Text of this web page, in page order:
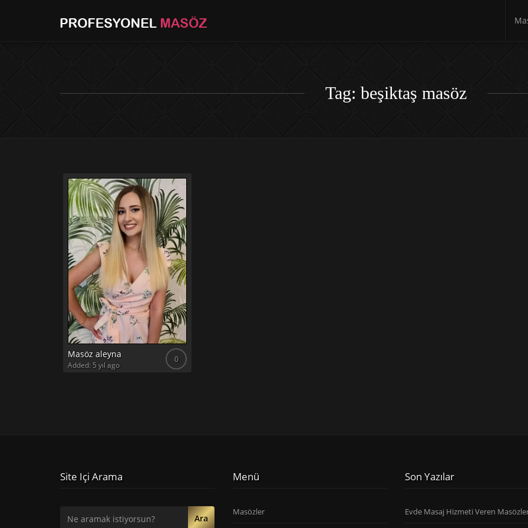
Tag: beşiktaş masöz
Masöz aleyna 0
Added: 5 yıl ago
Site Içi Arama
Ara
Menü
Masözler
Son Yazılar
Evde Masaj Hizmeti Veren